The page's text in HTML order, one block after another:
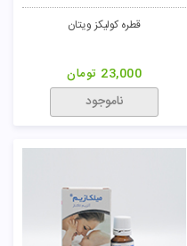
قطره کولیکز ویتان
23,000 تومان
ناموجود